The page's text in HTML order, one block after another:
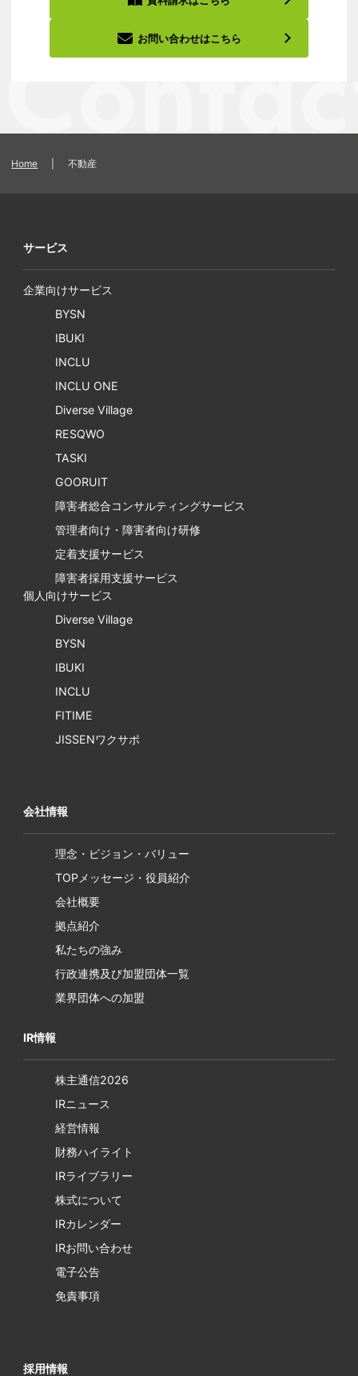
お問い合わせはこちら
Home 不動産
サービス
企業向けサービス
BYSN
IBUKI
INCLU
INCLU ONE
Diverse Village
RESQWO
TASKI
GOORUIT
障害者総合コンサルティングサービス
管理者向け・障害者向け研修
定着支援サービス
障害者採用支援サービス
個人向けサービス
Diverse Village
BYSN
IBUKI
INCLU
FITIME
JISSENワクサポ
会社情報
理念・ビジョン・バリュー
TOPメッセージ・役員紹介
会社概要
拠点紹介
私たちの強み
行政連携及び加盟団体一覧
業界団体への加盟
IR情報
株主通信2026
IRニュース
経営情報
財務ハイライト
IRライブラリー
株式について
IRカレンダー
IRお問い合わせ
電子公告
免責事項
採用情報